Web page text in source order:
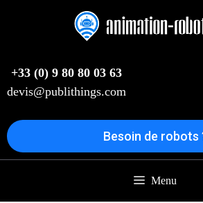
+33 (0) 9 80 80 03 63
devis@publithings.com
Besoin de robots
Menu